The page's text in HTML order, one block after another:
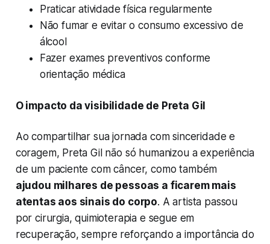
Praticar atividade física regularmente
Não fumar e evitar o consumo excessivo de
álcool
Fazer exames preventivos conforme
orientação médica
O impacto da visibilidade de Preta Gil
Ao compartilhar sua jornada com sinceridade e
coragem, Preta Gil não só humanizou a experiência
de um paciente com câncer, como também
ajudou milhares de pessoas a ficarem mais
atentas aos sinais do corpo. A artista passou
por cirurgia, quimioterapia e segue em
recuperação, sempre reforçando a importância do